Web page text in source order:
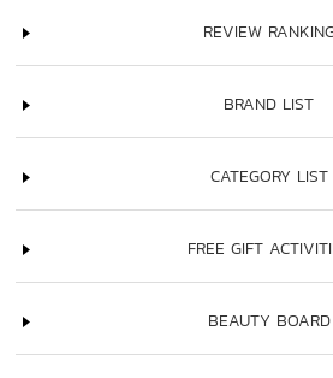
REVIEW
BRAND LIST
CATEGORY LIST
FREE GIFT
BEAUTY BOARD